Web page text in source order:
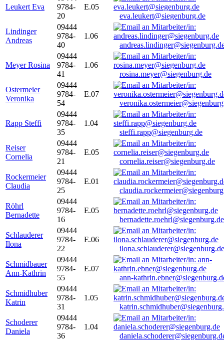
Leukert Eva
9784-
20
E.05
eva.leukert@siegenburg.de
Lindinger
Andreas
09444
9784-
40
1.06
Meyer Rosina
09444
9784-
41
1.06
rosina.meyer@siegenburg.de
Ostermeier
Veronika
09444
9784-
54
E.07
Rapp Steffi
09444
9784-
35
1.04
steffi.rapp@siegenburg.de
Reiser
Cornelia
09444
9784-
21
E.05
cornelia.reiser@siegenburg.de
Rockermeier
Claudia
09444
9784-
25
E.01
Röhrl
Bernadette
09444
9784-
16
E.05
bernadette.roehrl@siegenburg.de
Schlauderer
Ilona
09444
9784-
22
E.06
ilona.schlauderer@siegenburg.de
Schmidbauer
Ann-Kathrin
09444
9784-
55
E.07
ann-
Schmidhuber
Katrin
09444
9784-
31
1.05
Schoderer
Daniela
09444
9784-
36
1.04